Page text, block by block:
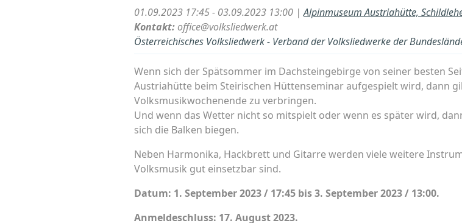
01.09.2023 17:45 - 03.09.2023 13:00 |Alpinmuseum Austriahütte,
Kontakt:office@volksliedwerk.at
Österreichisches Volksliedwerk - Verband der Volksliedwerke der
Wenn sich der Spätsommer im Dachsteingebirge von seiner besten
Austriahütte beim Steirischen Hüttenseminar aufgespielt wird, dann
Volksmusikwochenende zu verbringen.
Und wenn das Wetter nicht so mitspielt oder wenn es später wird,
sich die Balken biegen.
Neben Harmonika, Hackbrett und Gitarre werden viele weitere
Volksmusik gut einsetzbar sind.
Datum: 1. September 2023 / 17:45 bis 3. September 2023 / 13:00.
Anmeldeschluss: 17. August 2023.